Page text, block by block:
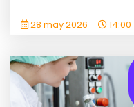
28 may 2026 14:00